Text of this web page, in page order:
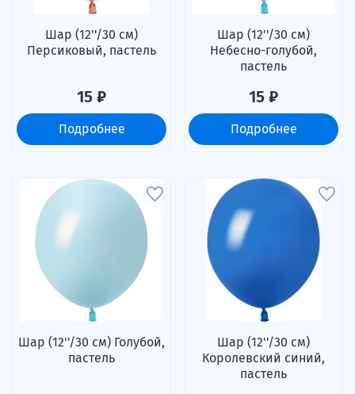
Шар (12''/30 см)
Персиковый, пастель
15 ₽
Подробнее
Шар (12''/30 см)
Небесно-голубой,
пастель
15 ₽
Подробнее
Шар (12''/30 см) Голубой,
пастель
Шар (12''/30 см)
Королевский синий,
пастель